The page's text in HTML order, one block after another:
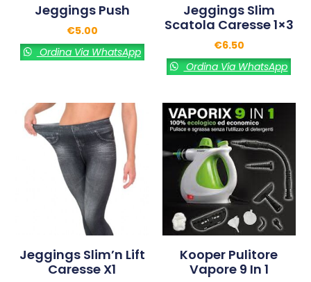
Jeggings Push
€5.00
Ordina Via WhatsApp
Jeggings Slim
Scatola Caresse 1×3
€6.50
Ordina Via WhatsApp
Jeggings Slim’n Lift
Caresse X1
Kooper Pulitore
Vapore 9 In 1